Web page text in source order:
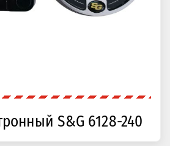
S&G 6128-240